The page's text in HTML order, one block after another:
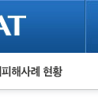
례 현황